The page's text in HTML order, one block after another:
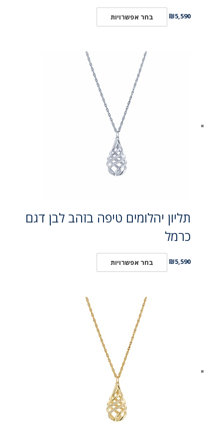
₪5,590 בחר אפשרויות
תליון יהלומים טיפה בזהב לבן דגם
כרמל
₪5,590 בחר אפשרויות